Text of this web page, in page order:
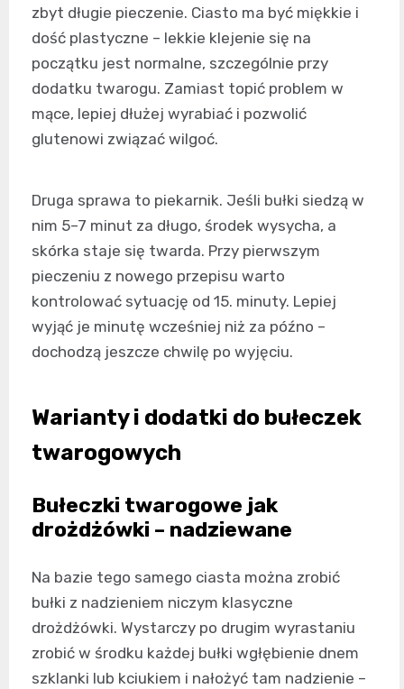
zbyt długie pieczenie. Ciasto ma być miękkie i
dość plastyczne – lekkie klejenie się na
początku jest normalne, szczególnie przy
dodatku twarogu. Zamiast topić problem w
mące, lepiej dłużej wyrabiać i pozwolić
glutenowi związać wilgoć.
Druga sprawa to piekarnik. Jeśli bułki siedzą w
nim 5–7 minut za długo, środek wysycha, a
skórka staje się twarda. Przy pierwszym
pieczeniu z nowego przepisu warto
kontrolować sytuację od 15. minuty. Lepiej
wyjąć je minutę wcześniej niż za późno –
dochodzą jeszcze chwilę po wyjęciu.
Warianty i dodatki do bułeczek
twarogowych
Bułeczki twarogowe jak
drożdżówki – nadziewane
Na bazie tego samego ciasta można zrobić
bułki z nadzieniem niczym klasyczne
drożdżówki. Wystarczy po drugim wyrastaniu
zrobić w środku każdej bułki wgłębienie dnem
szklanki lub kciukiem i nałożyć tam nadzienie –